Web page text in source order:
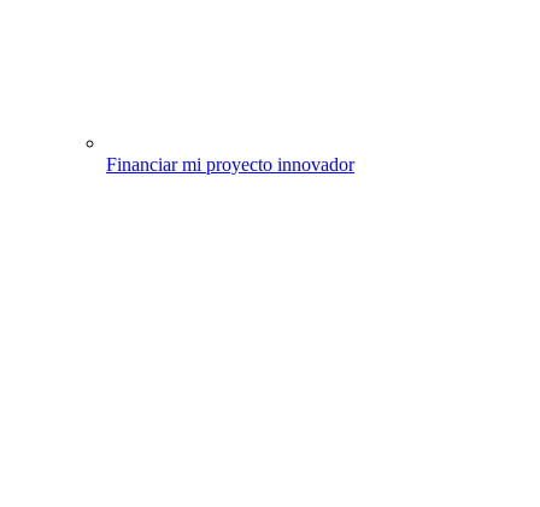
Financiar mi proyecto innovador